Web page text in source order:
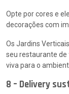
Opte por cores e
decorações com
Os Jardins
seu restaurante
viva para o
8 – Delivery